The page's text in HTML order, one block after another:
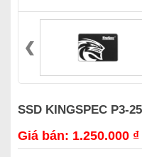
SSD KINGSPEC P3-
Giá bán: 1.250.000 ₫